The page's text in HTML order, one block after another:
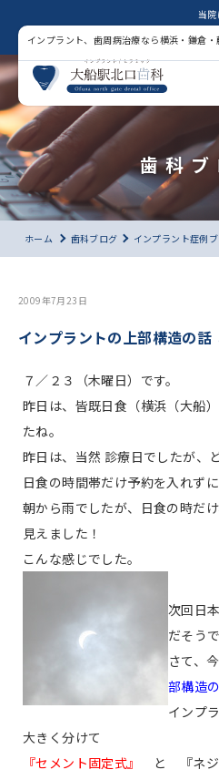
当
インプラント、歯周病治療なら横浜・鎌倉
歯科
ホーム 歯科ブログ インプラント症例ブ
2009年7月23日
インプラントの上部構造の話
７／２３（木曜日）です。
昨日は、皆既日食（横浜（大船
たね。
昨日は、当然 診療日でしたが、
日食の時間帯だけ予約を入れず
朝から雨でしたが、日食の時だ
見えました！
こんな感じでした。
次回日
だそうで
さて、
部構造の
インプ
大きく分けて
『セメント固定式』
と 『ネ